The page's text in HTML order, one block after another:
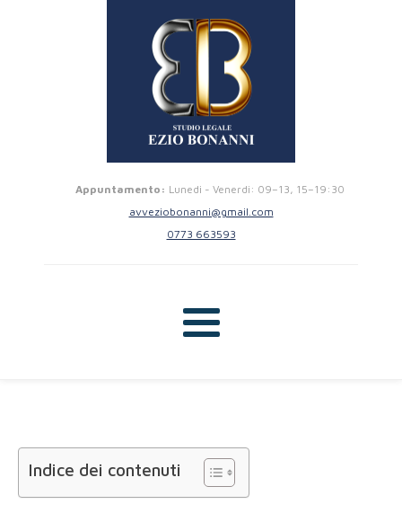
Appuntamento: Lunedi - Venerdi: 09–13, 15–19:30
avveziobonanni@gmail.com
0773 663593
Indice dei contenuti